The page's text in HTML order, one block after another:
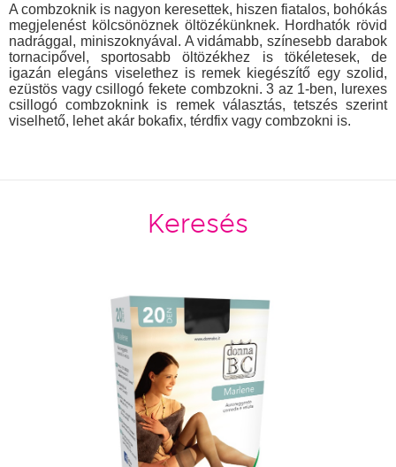
A combzoknik is nagyon keresettek, hiszen fiatalos, bohókás
megjelenést kölcsönöznek öltözékünknek. Hordhatók rövid
nadrággal, miniszoknyával. A vidámabb, színesebb darabok
tornacipővel, sportosabb öltözékhez is tökéletesek, de
igazán elegáns viselethez is remek kiegészítő egy szolid,
ezüstös vagy csillogó fekete combzokni. 3 az 1-ben, lurexes
csillogó combzoknink is remek választás, tetszés szerint
viselhető, lehet akár bokafix, térdfix vagy combzokni is.
Keresés